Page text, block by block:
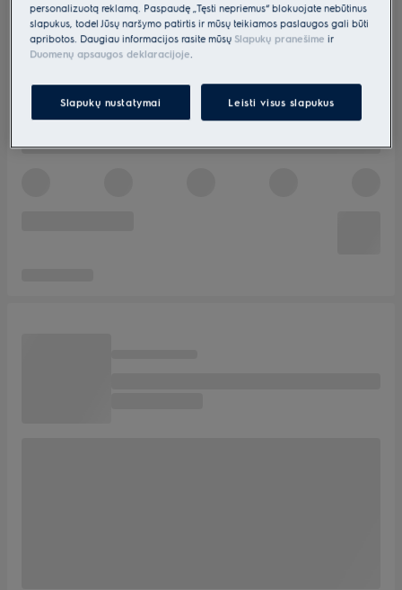
personalizuotą reklamą. Paspaudę „Tęsti nepriėmus“ blokuojate nebūtinus
slapukus, todėl Jūsų naršymo patirtis ir mūsų teikiamos paslaugos gali būti
apribotos. Daugiau informacijos rasite mūsų Slapukų pranešime ir
Duomenų apsaugos deklaracijoje.
Slapukų nustatymai Leisti visus slapukus